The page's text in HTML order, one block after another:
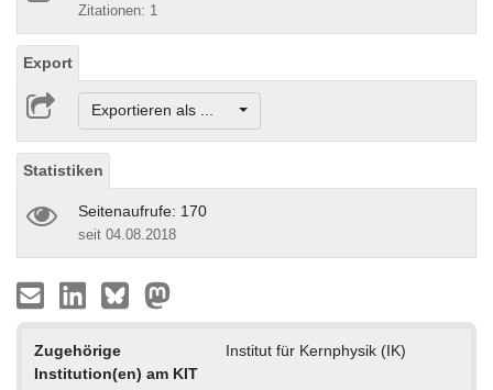
Zitationen: 1
Export
Exportieren als ...
Statistiken
Seitenaufrufe: 170
seit 04.08.2018
Zugehörige
Institution(en) am KIT
Institut für Kernphysik (IK)